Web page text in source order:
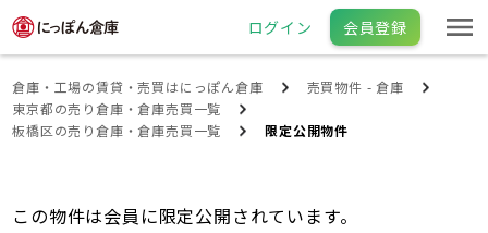
ログイン 会員登録
倉庫・工場の賃貸・売買はにっぽん倉庫
売買物件 - 倉庫
東京都の売り倉庫・倉庫売買一覧
板橋区の売り倉庫・倉庫売買一覧
限定公開物件
この物件は会員に限定公開されています。